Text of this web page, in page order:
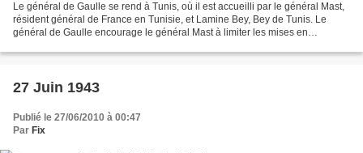
Le général de Gaulle se rend à Tunis, où il est accueilli par le général Mast,
résident général de France en Tunisie, et Lamine Bey, Bey de Tunis. Le
général de Gaulle encourage le général Mast à limiter les mises en
27 Juin 1943
Publié le 27/06/2010 à 00:47
Par Fix